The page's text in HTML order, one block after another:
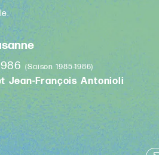
(Saison 1985-1986)
Jean-François Antonioli